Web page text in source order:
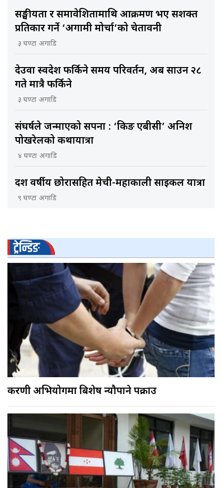
सङ्घीयता र समावेशितामाथि आक्रमण भए सशक्त
प्रतिकार गर्ने ‘अग्रगामी मोर्चा’को चेतावनी
३ घण्टा अगाडि
देउवा स्वदेश फर्किने समय परिवर्तन, अब साउन २८
गते मात्रै फर्किने
३ घण्टा अगाडि
संघर्षले जन्माएको सपना : ‘किङ एबीसी’ अनिश
पोखरेलको कथायात्रा
४ घण्टा अगाडि
दश वर्षीय छोरासहित मेची-महाकाली साइकल यात्रा
९ घण्टा अगाडि
ट्रेन्डिङ
करणी अभियोगमा बिशेष न्यौपाने पक्राउ